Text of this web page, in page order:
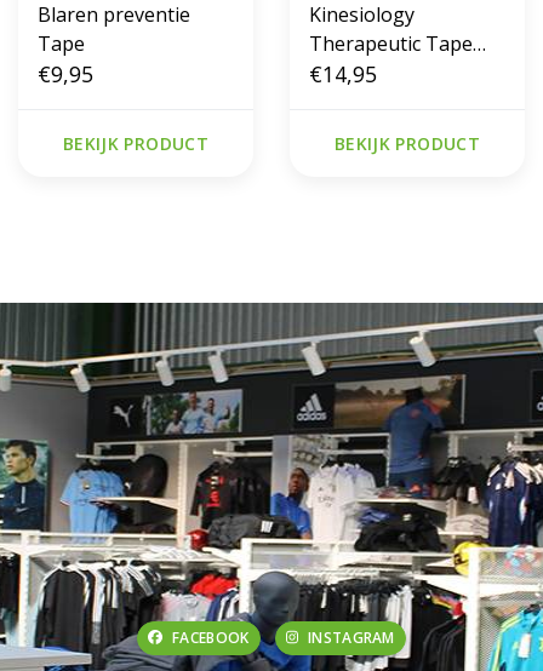
Blaren preventie
Tape
€9,95
BEKIJK PRODUCT
Kinesiology
Therapeutic Tape
zwart
€14,95
BEKIJK PRODUCT
FACEBOOK INSTAGRAM